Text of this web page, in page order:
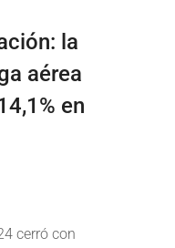
la
aérea
en
cerró con